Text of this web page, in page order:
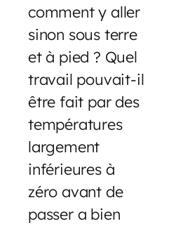
comment y aller
sinon sous terre
et à pied ? Quel
travail pouvait-il
être fait par des
températures
largement
inférieures à
zéro avant de
passer a bien